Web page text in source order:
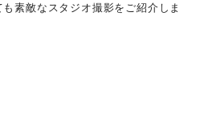
素敵なスタジオ撮影をご紹介しま